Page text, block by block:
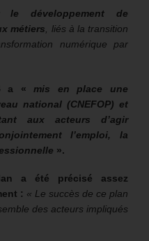
le développement de
métiers, liés à la transition
numérique par
a «mis en place une
national (CNEFOP) et
aux acteurs d’agir
l’emploi, la
».
a été précisé assez
: « Le succès de ce plan
des acteurs impliqués